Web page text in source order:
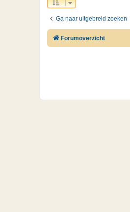
Ga naar uitgebreid zoeken
Forumoverzicht